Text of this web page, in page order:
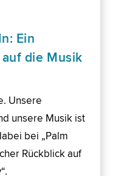
Ein
die Musik
Unsere
unsere Musik ist
bei „Palm
Rückblick auf